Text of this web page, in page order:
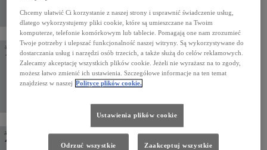
pobierz » pobierz »
pobierz »
Chcemy ułatwić Ci korzystanie z naszej strony i usprawnić świadczenie usług,
dlatego wykorzystujemy pliki cookie, które są umieszczane na Twoim
komputerze, telefonie komórkowym lub tablecie. Pomagają one nam zrozumieć
Twoje potrzeby i ulepszać funkcjonalność naszej witryny. Są wykorzystywane do
dostarczania usług i narzędzi osób trzecich, a także służą do celów reklamowych.
Zalecamy akceptację wszystkich plików cookie. Jeżeli nie wyrażasz na to zgody,
możesz łatwo zmienić ich ustawienia. Szczegółowe informacje na ten temat
znajdziesz w naszej Polityce plików cookie.
Ustawienia plików cookie
Odrzuć wszystkie Zaakceptuj wszystkie